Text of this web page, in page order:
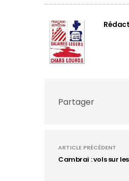
Partager
ARTICLE PRÉCÉDENT
Cambrai : vols sur